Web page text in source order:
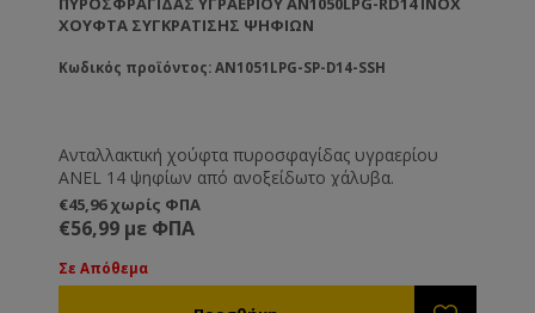
ΧΟΎΦΤΑ ΣΥΓΚΡΆΤΙΣΗΣ ΨΗΦΊΩΝ
Κωδικός προϊόντος: AN1051LPG-SP-D14-SSH
Ανταλλακτική χούφτα πυροσφαγίδας υγραερίου
ANEL 14 ψηφίων από ανοξείδωτο χάλυβα.
€45,96 χωρίς ΦΠΑ
€56,99 με ΦΠΑ
Σε Απόθεμα